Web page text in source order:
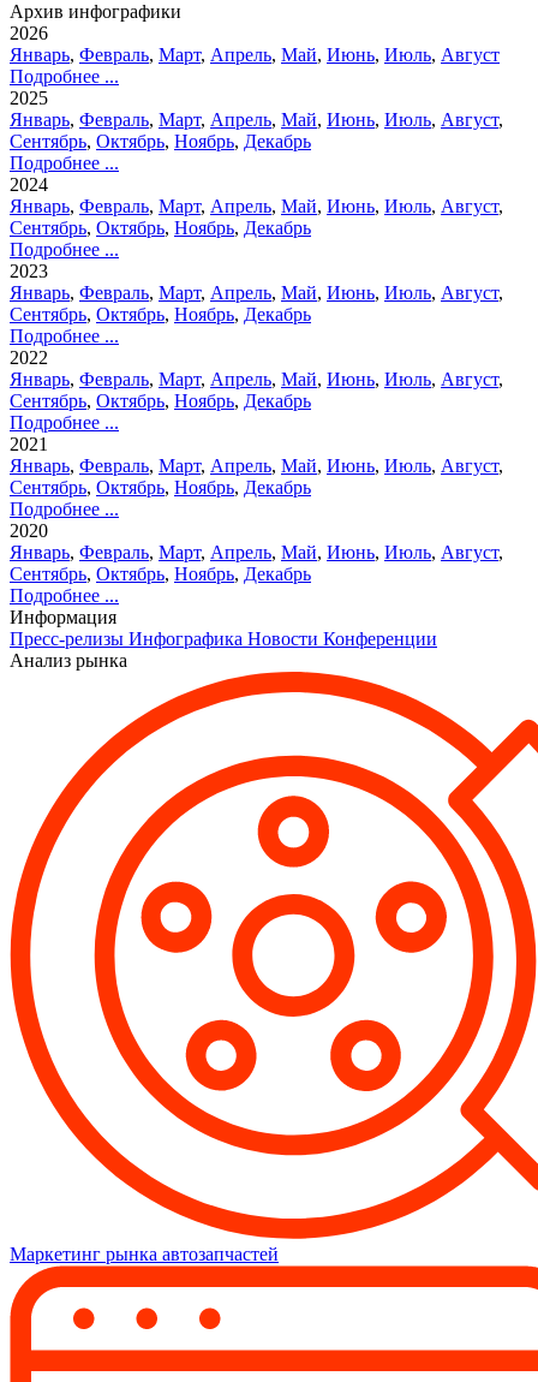
Архив инфографики
2026
Январь, Февраль, Март, Апрель, Май, Июнь, Июль, Август
Подробнее ...
2025
Январь, Февраль, Март, Апрель, Май, Июнь, Июль, Август,
Сентябрь, Октябрь, Ноябрь, Декабрь
Подробнее ...
2024
Январь, Февраль, Март, Апрель, Май, Июнь, Июль, Август,
Сентябрь, Октябрь, Ноябрь, Декабрь
Подробнее ...
2023
Январь, Февраль, Март, Апрель, Май, Июнь, Июль, Август,
Сентябрь, Октябрь, Ноябрь, Декабрь
Подробнее ...
2022
Январь, Февраль, Март, Апрель, Май, Июнь, Июль, Август,
Сентябрь, Октябрь, Ноябрь, Декабрь
Подробнее ...
2021
Январь, Февраль, Март, Апрель, Май, Июнь, Июль, Август,
Сентябрь, Октябрь, Ноябрь, Декабрь
Подробнее ...
2020
Январь, Февраль, Март, Апрель, Май, Июнь, Июль, Август,
Сентябрь, Октябрь, Ноябрь, Декабрь
Подробнее ...
Информация
Пресс-релизы Инфографика Новости Конференции
Анализ рынка
Маркетинг рынка автозапчастей